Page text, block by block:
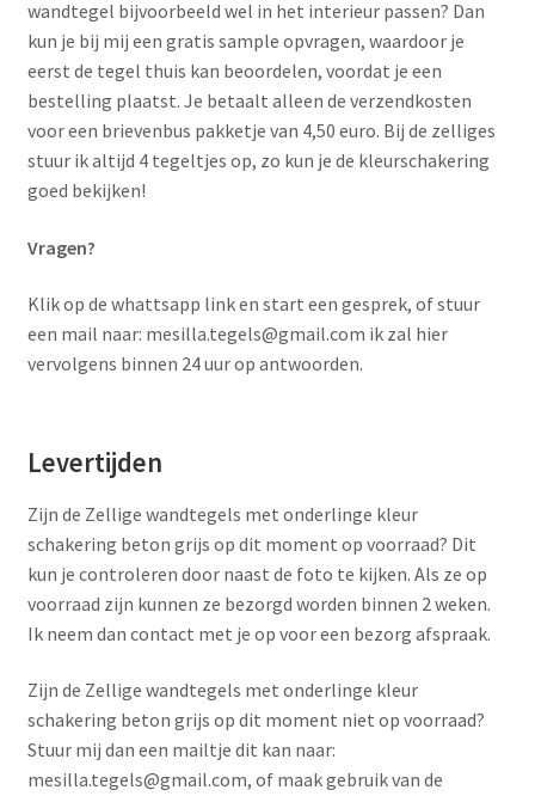
wandtegel bijvoorbeeld wel in het interieur passen? Dan
kun je bij mij een gratis sample opvragen, waardoor je
eerst de tegel thuis kan beoordelen, voordat je een
bestelling plaatst. Je betaalt alleen de verzendkosten
voor een brievenbus pakketje van 4,50 euro. Bij de zelliges
stuur ik altijd 4 tegeltjes op, zo kun je de kleurschakering
goed bekijken!
Vragen?
Klik op de whattsapp link en start een gesprek, of stuur
een mail naar: mesilla.tegels@gmail.com ik zal hier
vervolgens binnen 24 uur op antwoorden.
Levertijden
Zijn de Zellige wandtegels met onderlinge kleur
schakering beton grijs op dit moment op voorraad? Dit
kun je controleren door naast de foto te kijken. Als ze op
voorraad zijn kunnen ze bezorgd worden binnen 2 weken.
Ik neem dan contact met je op voor een bezorg afspraak.
Zijn de Zellige wandtegels met onderlinge kleur
schakering beton grijs op dit moment niet op voorraad?
Stuur mij dan een mailtje dit kan naar:
mesilla.tegels@gmail.com, of maak gebruik van de